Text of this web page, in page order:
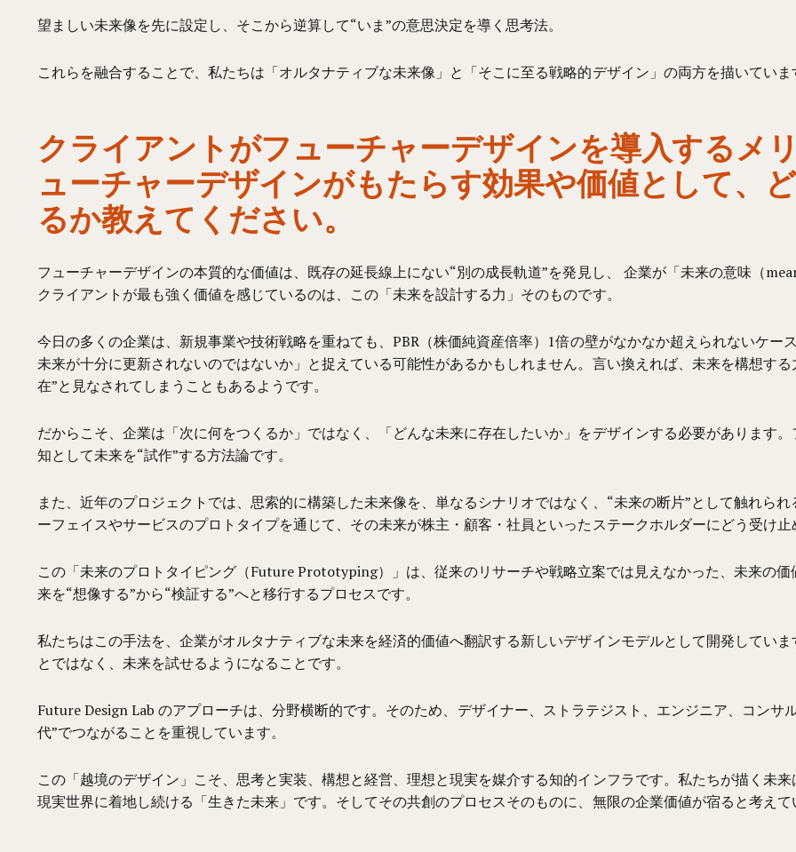
望ましい未来像を先に設定し、そこから逆算して“いま”の意思決定を導く思考法。
これらを融合することで、私たちは「オルタナティブな未来像」と「そこに至る戦略的デザイン」の両方を描いていま
クライアントがフューチャーデザインを導入するメ
ューチャーデザインがもたらす効果や価値として、
るか教えてください。
フューチャーデザインの本質的な価値は、既存の延長線上にない“別の成長軌道”を発見し、 企業が「未来の意味（
クライアントが最も強く価値を感じているのは、この「未来を設計する力」そのものです。
今日の多くの企業は、新規事業や技術戦略を重ねても、PBR（株価純資産倍率）1倍の壁がなかなか超えられないケー
未来が十分に更新されないのではないか」と捉えている可能性があるかもしれません。言い換えれば、未来を構想す
在”と見なされてしまうこともあるようです。
だからこそ、企業は「次に何をつくるか」ではなく、「どんな未来に存在したいか」をデザインする必要があります
知として未来を“試作”する方法論です。
また、近年のプロジェクトでは、思索的に構築した未来像を、単なるシナリオではなく、“未来の断片”として触れら
ーフェイスやサービスのプロトタイプを通じて、その未来が株主・顧客・社員といったステークホルダーにどう受け止
この「未来のプロトタイピング（Future Prototyping）」は、従来のリサーチや戦略立案では見えなかった、未来の
来を“想像する”から“検証する”へと移行するプロセスです。
私たちはこの手法を、企業がオルタナティブな未来を経済的価値へ翻訳する新しいデザインモデルとして開発してい
とではなく、未来を試せるようになることです。
Future Design Lab のアプローチは、分野横断的です。そのため、デザイナー、ストラテジスト、エンジニア、コン
代”でつながることを重視しています。
この「越境のデザイン」こそ、思考と実装、構想と経営、理想と現実を媒介する知的インフラです。私たちが描く未
現実世界に着地し続ける「生きた未来」です。そしてその共創のプロセスそのものに、無限の企業価値が宿ると考えて